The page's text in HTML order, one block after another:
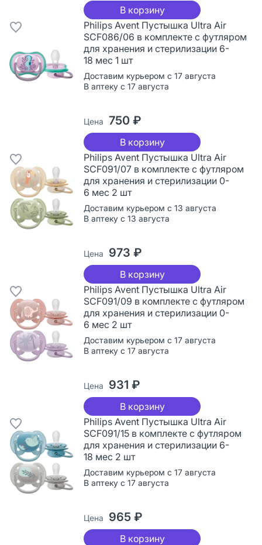
В корзину
Philips Avent Пустышка Ultra Air
SCF086/06 в комплекте с футляром
для хранения и стерилизации 6-
18 мес 1 шт
Доставим курьером с 17 августа
В аптеку с 17 августа
Цена 750 ₽
В корзину
Philips Avent Пустышка Ultra Air
SCF091/07 в комплекте с футляром
для хранения и стерилизации 0-
6 мес 2 шт
Доставим курьером с 13 августа
В аптеку с 13 августа
Цена 973 ₽
В корзину
Philips Avent Пустышка Ultra Air
SCF091/09 в комплекте с футляром
для хранения и стерилизации 0-
6 мес 2 шт
Доставим курьером с 17 августа
В аптеку с 17 августа
Цена 931 ₽
В корзину
Philips Avent Пустышка Ultra Air
SCF091/15 в комплекте с футляром
для хранения и стерилизации 6-
18 мес 2 шт
Доставим курьером с 17 августа
В аптеку с 17 августа
Цена 965 ₽
В корзину